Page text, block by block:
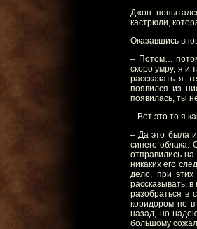
Джон
кастрюли,
Оказавшись
– Потом…
скоро умру, я и
рассказать я
появился из
появилась, ты
– Вот это то я
– Да это была
синего облака.
отправились
никаких его
дело, при
рассказывать,
разобраться в
коридором не
назад, но
большому